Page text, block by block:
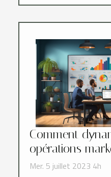
Comment
opérations
Mer. 5 juillet 2023 4h